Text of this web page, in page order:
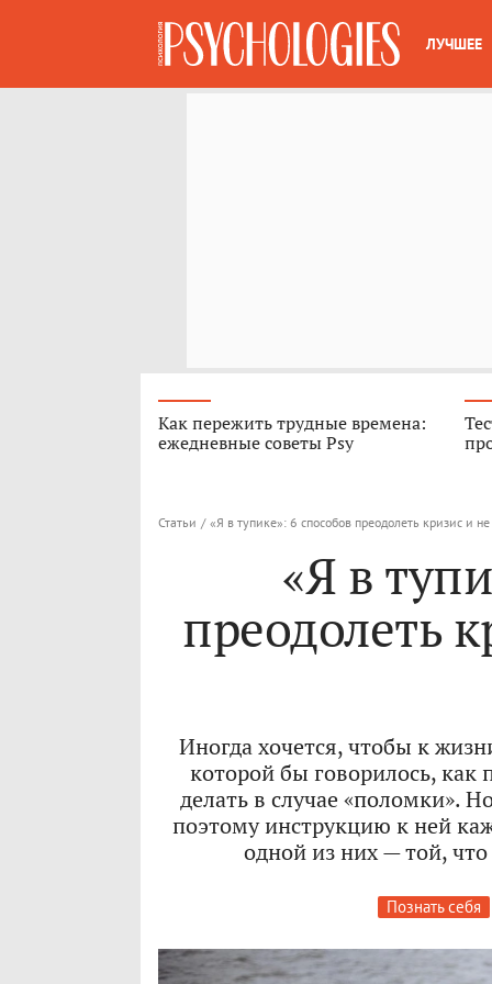
ЛУЧШЕЕ
Как пережить трудные времена:
ежедневные советы Psy
Статьи / «Я в тупике»: 6 способов преодолеть кризис и не
«Я в
преодолеть
Иногда хочется, чтобы к
которой бы говорилось, как
делать в случае «поломки».
поэтому инструкцию к ней
одной из них — той,
Познать себя